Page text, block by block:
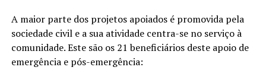
A maior parte dos projetos apoiados é promovida pela
sociedade civil e a sua atividade centra-se no serviço à
comunidade. Este são os 21 beneficiários deste apoio de
emergência e pós-emergência: